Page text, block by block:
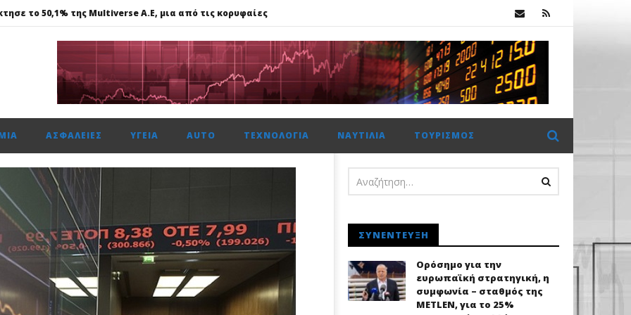
το 50,1% της Multiverse A.E, μια από τις κορυφαίες
Χρηματιστήριο Αθηνών: Πέμπτο σερί κλείσιμο πάνω από τις 2.600 μονάδες με στηρίγματα από τις τράπεζες
€49,35 εκατ., το 50% του Sofia South Ring Mall
το 50,1% της Multiverse A.E, μια από τις κορυφαίες
ΑΣΦΆΛΕΙΕΣ ΥΓΕΊΑ AUTO ΤΕΧΝΟΛΟΓΊΑ ΝΑΥΤΙΛΊΑ ΤΟΥΡΙΣΜΌΣ
ΣΥΝΈΝΤΕΥΞΗ
Ορόσημο για την
ευρωπαϊκή στρατηγική, η
συμφωνία – σταθμός της
METLEN, για το 25%